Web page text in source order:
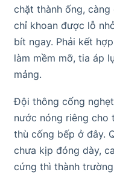
chặt thành ống,
chỉ khoan được lỗ
bít ngay. Phải kết
làm mềm mỡ, tia áp
mảng.
Đội thông cống
nước nóng riêng cho
thù cống bếp ở đây.
chưa kịp đóng dày,
cứng thì thành